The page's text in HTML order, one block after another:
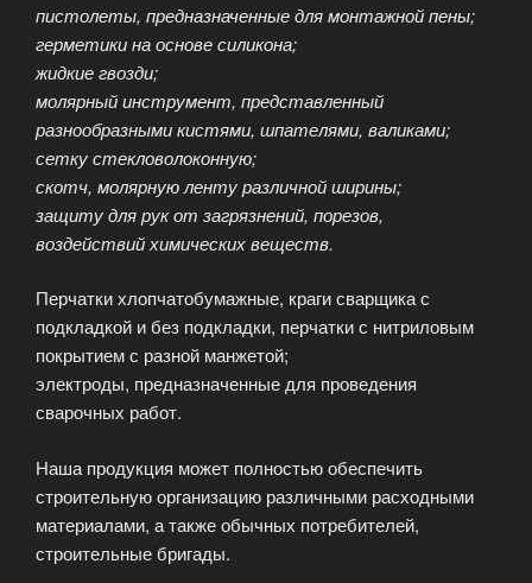
пистолеты, предназначенные для монтажной пены;
герметики на основе силикона;
жидкие гвозди;
молярный инструмент, представленный
разнообразными кистями, шпателями, валиками;
сетку стекловолоконную;
скотч, молярную ленту различной ширины;
защиту для рук от загрязнений, порезов,
воздействий химических веществ.
Перчатки хлопчатобумажные, краги сварщика с
подкладкой и без подкладки, перчатки с нитриловым
покрытием с разной манжетой;
электроды, предназначенные для проведения
сварочных работ.
Наша продукция может полностью обеспечить
строительную организацию различными расходными
материалами, а также обычных потребителей,
строительные бригады.